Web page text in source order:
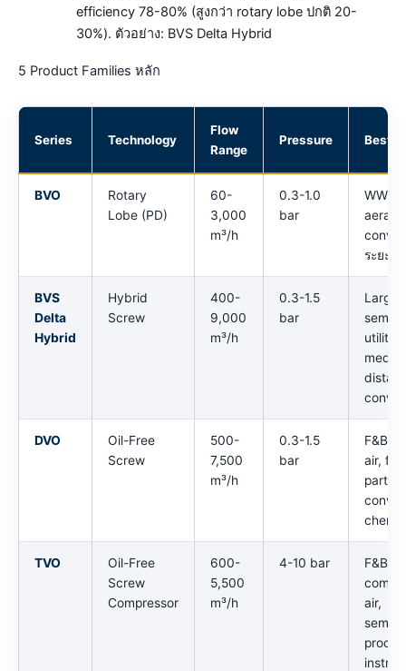
efficiency 78-80% (สูงกว่า rotary lobe ปกติ 20-
30%). ตัวอย่าง: BVS Delta Hybrid
5 Product Families หลัก
Series Technology
Flow
Range
Pressure Best
BVO
Rotary
Lobe (PD)
60-
3,000
m³/h
0.3-1.0
bar
WWTP
ระยะใ
BVS
Delta
Hybrid
Hybrid
Screw
400-
9,000
m³/h
0.3-1.5
bar
Large
utility,
DVO
Oil-Free
Screw
500-
7,500
m³/h
0.3-1.5
bar
F&B
air, fine
TVO
Oil-Free
Screw
Compressor
600-
5,500
m³/h
4-10 bar
F&B
air,